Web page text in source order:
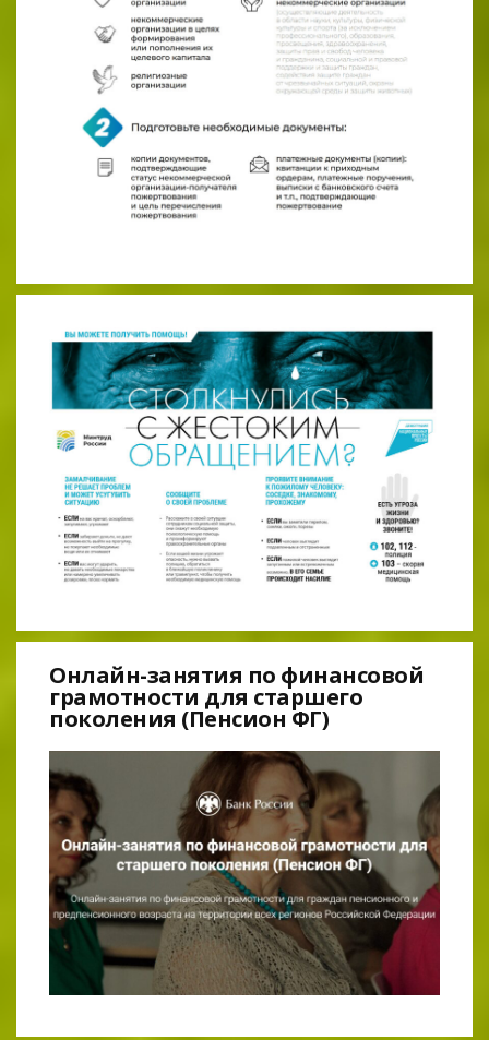
Онлайн-занятия по финансовой
грамотности для старшего
поколения (Пенсион ФГ)